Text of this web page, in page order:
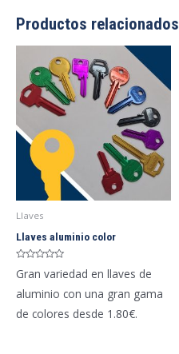
Productos relacionados
Llaves
Llaves aluminio color
con
de
Gran variedad en llaves de
aluminio con una gran gama
de colores desde 1.80€.